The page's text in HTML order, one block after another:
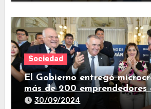
Sociedad
El Gobierno entregó
más de 200 emprendedores
provincia
30/09/2024